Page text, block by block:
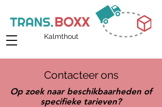
Kalmthout
Contacteer ons
Op zoek naar beschikbaarheden of
specifieke tarieven?